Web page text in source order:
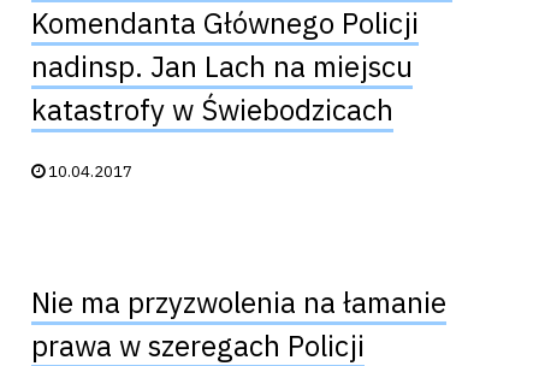
Komendanta Głównego Policji
nadinsp. Jan Lach na miejscu
katastrofy w Świebodzicach
Data publikacji:
10.04.2017
Nie ma przyzwolenia na łamanie
prawa w szeregach Policji